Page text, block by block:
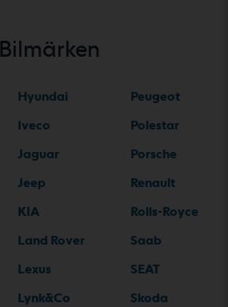
Bilmärken
Hyundai
Iveco
Jaguar
Jeep
KIA
Land Rover
Lexus
Lynk&Co
Peugeot
Polestar
Porsche
Renault
Rolls-Royce
Saab
SEAT
Skoda